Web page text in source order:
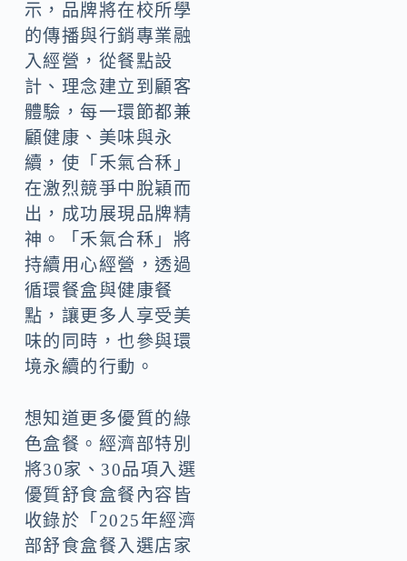
示，品牌將在校所學
的傳播與行銷專業融
入經營，從餐點設
計、理念建立到顧客
體驗，每一環節都兼
顧健康、美味與永
續，使「禾氣合秝」
在激烈競爭中脫穎而
出，成功展現品牌精
神。「禾氣合秝」將
持續用心經營，透過
循環餐盒與健康餐
點，讓更多人享受美
味的同時，也參與環
境永續的行動。
想知道更多優質的綠
色盒餐。經濟部特別
將30家、30品項入選
優質舒食盒餐內容皆
收錄於「2025年經濟
部舒食盒餐入選店家